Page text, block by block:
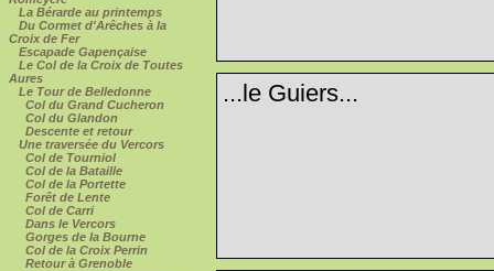
La Bérarde au printemps
Du Cormet d'Arêches à la
Croix de Fer
Escapade Gapençaise
Le Col de la Croix de Toutes
Aures
Le Tour de Belledonne
Col du Grand Cucheron
Col du Glandon
Descente et retour
Une traversée du Vercors
Col de Tourniol
Col de la Bataille
Col de la Portette
Forêt de Lente
Col de Carri
Dans le Vercors
Gorges de la Bourne
Col de la Croix Perrin
Retour à Grenoble
...le Guiers...